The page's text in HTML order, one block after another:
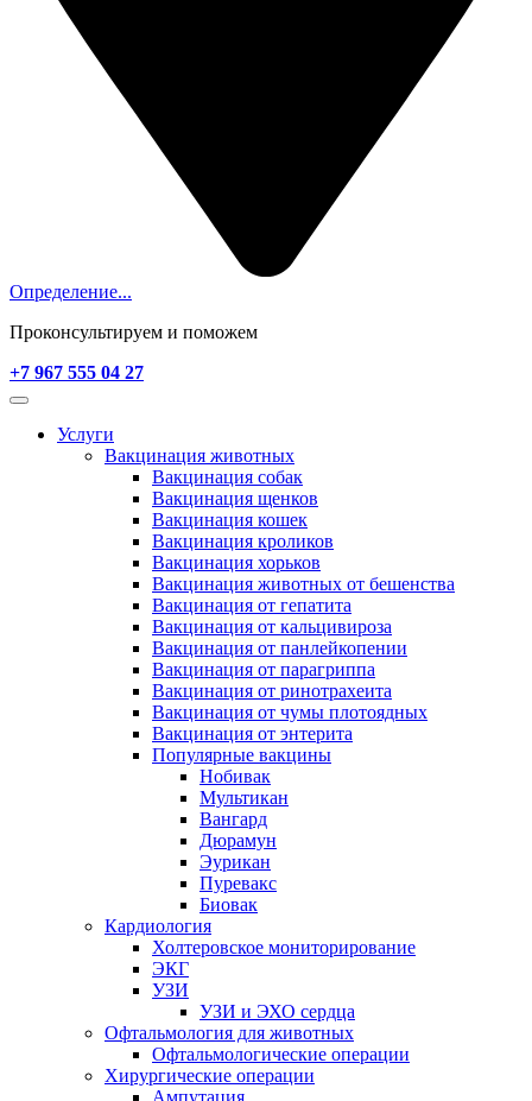
Определение...
Проконсультируем и поможем
+7 967 555 04 27
Услуги
Вакцинация животных
Вакцинация собак
Вакцинация щенков
Вакцинация кошек
Вакцинация кроликов
Вакцинация хорьков
Вакцинация животных от бешенства
Вакцинация от гепатита
Вакцинация от кальцивироза
Вакцинация от панлейкопении
Вакцинация от парагриппа
Вакцинация от ринотрахеита
Вакцинация от чумы плотоядных
Вакцинация от энтерита
Популярные вакцины
Нобивак
Мультикан
Вангард
Дюрамун
Эурикан
Пуревакс
Биовак
Кардиология
Холтеровское мониторирование
ЭКГ
УЗИ
УЗИ и ЭХО сердца
Офтальмология для животных
Офтальмологические операции
Хирургические операции